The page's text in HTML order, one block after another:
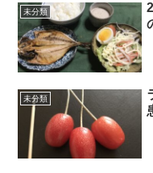
未分類
未分類